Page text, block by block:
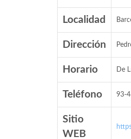
Localidad
Dirección
Horario De
Teléfono 93-
Sitio
WEB